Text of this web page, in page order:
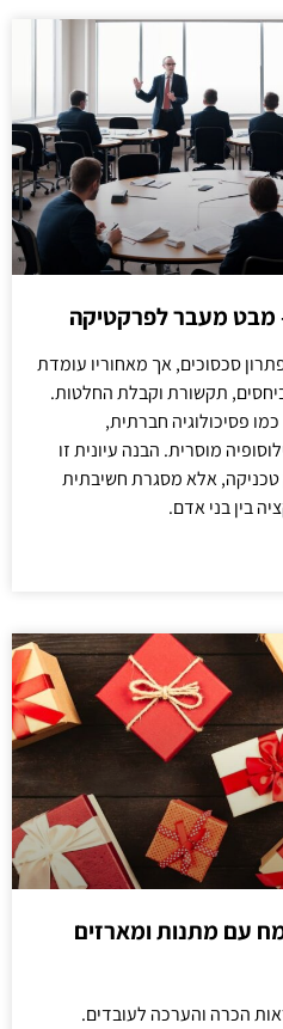
– מבט מעבר לפרקטיקה
סכסוכים, אך מאחוריו עומדת
תקשורת וקבלת החלטות.
פסיכולוגיה חברתית,
מוסרית. הבנה עיונית זו
אלא מסגרת חשיבתית
בין בני אדם.
עם מתנות ומארזים
הכרה והערכה לעובדים.